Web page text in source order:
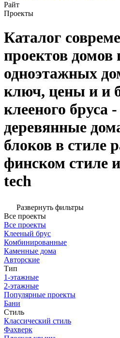
Райт
Проекты
Каталог
проектов домов
одноэтажных
ключ, цены и и
клееного бруса
деревянные
блоков в стиле
финском стиле
tech
Развернуть фильтры
Все проекты
Все проекты
Клееный брус
Комбинированные
Каменные дома
Авторские
Тип
1-этажные
2-этажные
Популярные проекты
Бани
Стиль
Классический стиль
Фахверк